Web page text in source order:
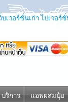
เวอร์ชั่นเก่า ไปเวอร์
บริการ แอพผสมปุ๋ย